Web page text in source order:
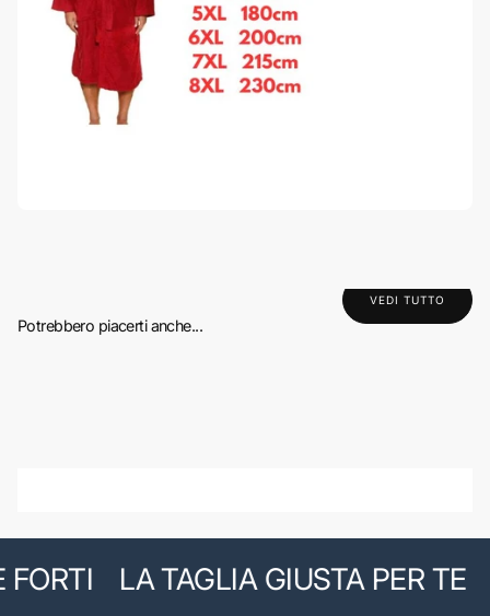
Potrebbero piacerti anche...
VEDI TUTTO
LA TAGLIA GIUSTA PER TE